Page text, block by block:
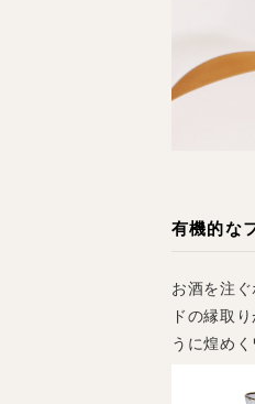
有機的な
お酒を注
ドの縁取
うに煌め